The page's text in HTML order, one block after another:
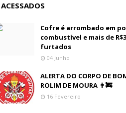
Cofre é arrombado em
combustível e mais de
furtados
04 Junho
ALERTA DO CORPO DE
ROLIM DE MOURA 👨‍🚒
16 Fevereiro